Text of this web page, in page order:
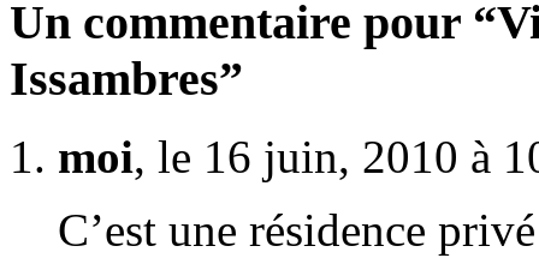
Un commentaire pour
Issambres”
moi, le 16 juin, 2010 à
C’est une résidence